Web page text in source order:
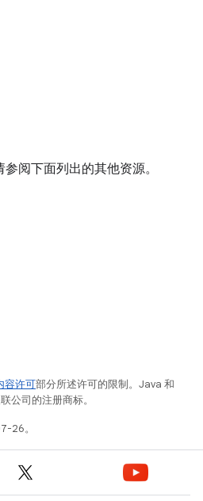
阅下面列出的其他资源。
容许可部分所述许可的限制。Java 和
公司的注册商标。
26。